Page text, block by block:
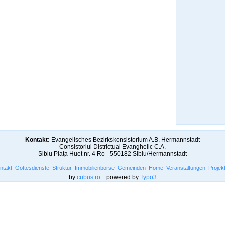
Kontakt: Evangelisches Bezirkskonsistorium A.B. Hermannstadt
Consistoriul Districtual Evanghelic C.A.
Sibiu Piaţa Huet nr. 4 Ro - 550182 Sibiu/Hermannstadt
Gottesdienste Struktur Immobilienbörse Gemeinden Home Veranstaltungen
by cubus.ro:: powered by Typo3